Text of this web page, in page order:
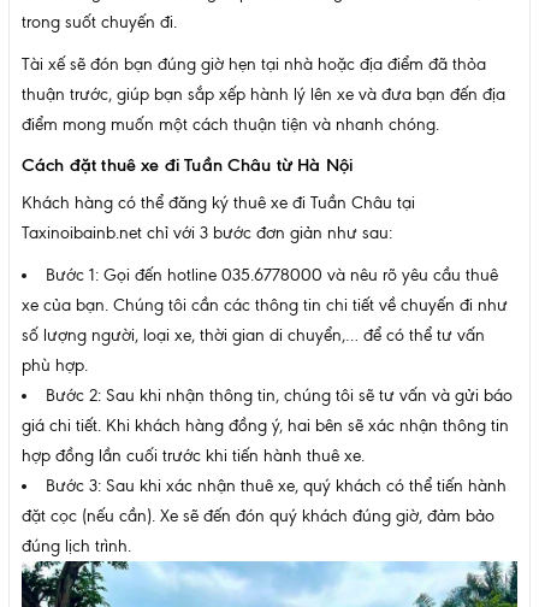
trong suốt chuyến đi.
Tài xế sẽ đón bạn đúng giờ hẹn tại nhà hoặc địa điểm đã thỏa
thuận trước, giúp bạn sắp xếp hành lý lên xe và đưa bạn đến địa
điểm mong muốn một cách thuận tiện và nhanh chóng.
Cách đặt thuê xe đi Tuần Châu từ Hà Nội
Khách hàng có thể đăng ký thuê xe đi Tuần Châu tại
Taxinoibainb.net chỉ với 3 bước đơn giản như sau:
Bước 1: Gọi đến hotline 035.6778000 và nêu rõ yêu cầu thuê
xe của bạn. Chúng tôi cần các thông tin chi tiết về chuyến đi như
số lượng người, loại xe, thời gian di chuyển,… để có thể tư vấn
phù hợp.
Bước 2: Sau khi nhận thông tin, chúng tôi sẽ tư vấn và gửi báo
giá chi tiết. Khi khách hàng đồng ý, hai bên sẽ xác nhận thông tin
hợp đồng lần cuối trước khi tiến hành thuê xe.
Bước 3: Sau khi xác nhận thuê xe, quý khách có thể tiến hành
đặt cọc (nếu cần). Xe sẽ đến đón quý khách đúng giờ, đảm bảo
đúng lịch trình.